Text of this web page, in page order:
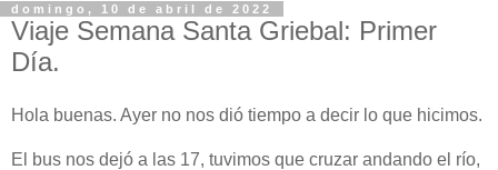
domingo, 10 de abril de 2022
Viaje Semana Santa Griebal: Primer
Día.
Hola buenas. Ayer no nos dió tiempo a decir lo que hicimos.
El bus nos dejó a las 17, tuvimos que cruzar andando el río,